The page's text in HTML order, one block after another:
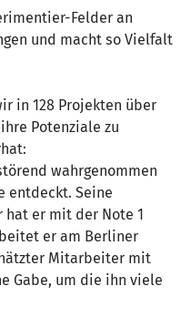
Felder an
und macht so Vielfalt
in 128 Projekten über
Potenziale zu
wahrgenommen
entdeckt. Seine
hat er mit der Note 1
er am Berliner
Mitarbeiter mit
Gabe, um die ihn viele